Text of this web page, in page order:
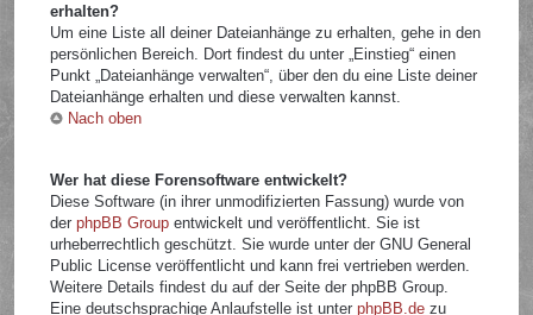
erhalten?
Um eine Liste all deiner Dateianhänge zu erhalten, gehe in den
persönlichen Bereich. Dort findest du unter „Einstieg“ einen
Punkt „Dateianhänge verwalten“, über den du eine Liste deiner
Dateianhänge erhalten und diese verwalten kannst.
Nach oben
Wer hat diese Forensoftware entwickelt?
Diese Software (in ihrer unmodifizierten Fassung) wurde von
derphpBB Group entwickelt und veröffentlicht. Sie ist
urheberrechtlich geschützt. Sie wurde unter der GNU General
Public License veröffentlicht und kann frei vertrieben werden.
Weitere Details findest du auf der Seite der phpBB Group.
Eine deutschsprachige Anlaufstelle ist unterphpBB.de zu